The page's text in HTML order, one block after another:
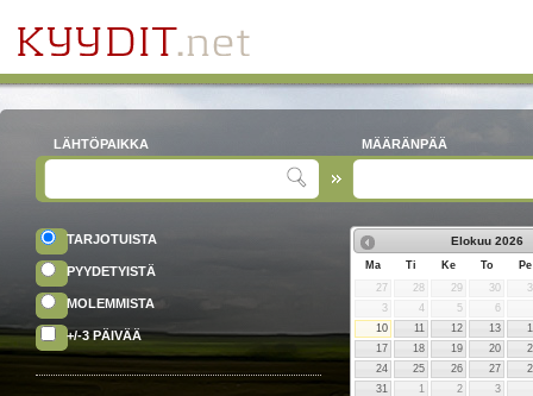
LÄHTÖPAIKKA MÄÄRÄNPÄÄ
TARJOTUISTA
PYYDETYISTÄ
MOLEMMISTA
+/-3 PÄIVÄÄ
Elokuu 2026
Ma Ti Ke To
Pe
27
28 29 30
3
4 5
6
10
11 12 13
17
18 19 20
24
25 26 27
31
1 2 3